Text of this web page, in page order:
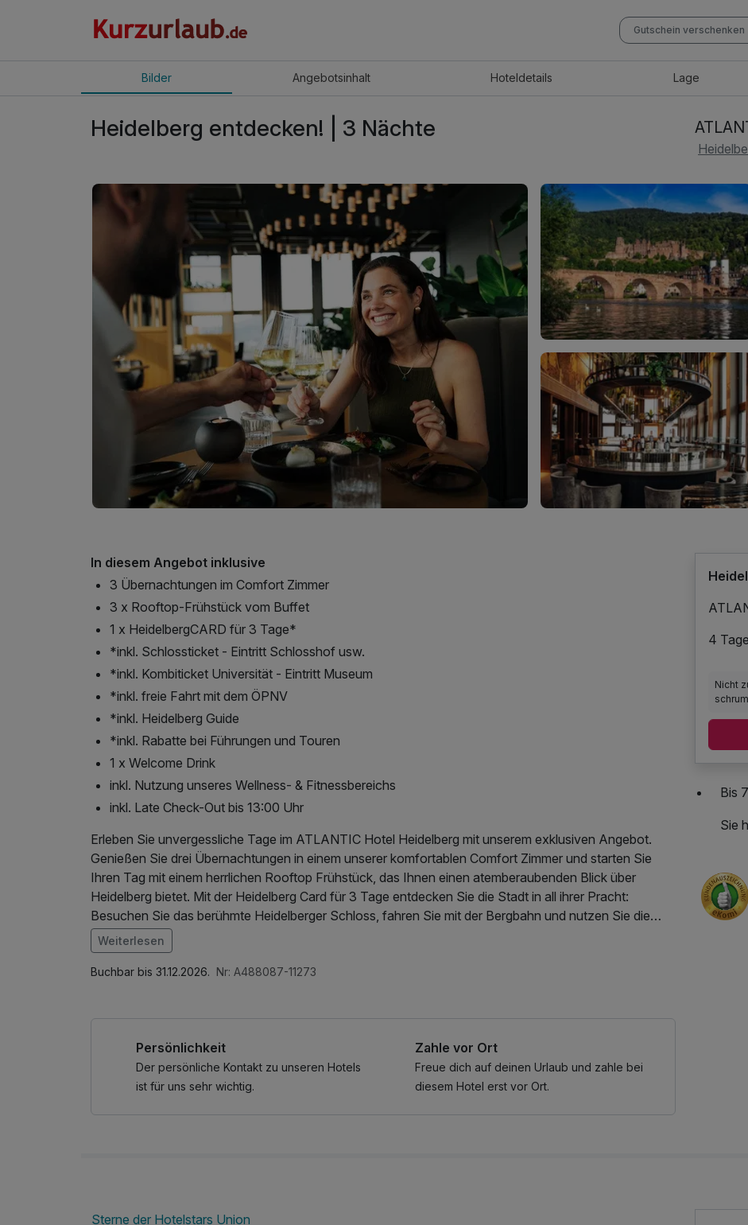
Gutschein verschenken
Bilder Angebotsinhalt Hoteldetails Lage
Heidelberg entdecken! | 3 Nächte
In diesem Angebot inklusive
3 Übernachtungen im Comfort Zimmer
3 x Rooftop-Frühstück vom Buffet
1 x HeidelbergCARD für 3 Tage*
*inkl. Schlossticket - Eintritt Schlosshof usw.
*inkl. Kombiticket Universität - Eintritt Museum
*inkl. freie Fahrt mit dem ÖPNV
*inkl. Heidelberg Guide
*inkl. Rabatte bei Führungen und Touren
1 x Welcome Drink
inkl. Nutzung unseres Wellness- & Fitnessbereichs
inkl. Late Check-Out bis 13:00 Uhr
Erleben Sie unvergessliche Tage im ATLANTIC Hotel Heidelberg mit unserem exklusiven Angebot.
Genießen Sie drei Übernachtungen in einem unserer komfortablen Comfort Zimmer und starten Sie
Ihren Tag mit einem herrlichen Rooftop Frühstück, das Ihnen einen atemberaubenden Blick über
Heidelberg bietet. Mit der Heidelberg Card für 3 Tage entdecken Sie die Stadt in all ihrer Pracht:
Besuchen Sie das berühmte Heidelberger Schloss, fahren Sie mit der Bergbahn und nutzen Sie die
öffentlichen Verkehrsmittel kostenfrei. Zur Begrüßung erwartet Sie ein erfrischender Welcome Drink
pro Person. Um Ihren Aufenthalt noch entspannter zu gestalten, bieten wir Ihnen einen Late Check
Out bis 13:00 Uhr an. Buchen Sie jetzt und erleben Sie Heidelberg in seiner schönsten Form!
Im Angebot enthalten
kostenfreier Kaffee/Tee im Zimmer
Weiterlesen
Buchbar bis 31.12.2026. Nr: A488087-11273
Persönlichkeit
Der persönliche Kontakt zu unseren Hotels
ist für uns sehr wichtig.
Zahle vor Ort
Freue dich auf deinen Urlaub und zahle bei
diesem Hotel erst vor Ort.
4 Tage
Nicht
Bis
Sie
Sterne der Hotelstars Union